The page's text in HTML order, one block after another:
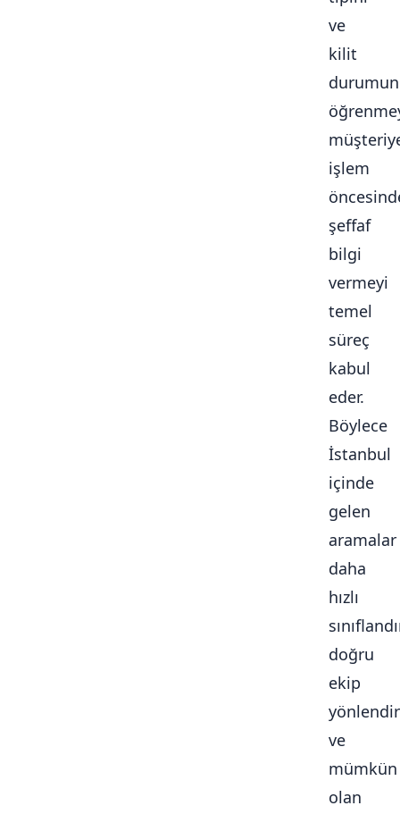
ve
kilit
işlem
şeffaf
bilgi
vermeyi
temel
süreç
kabul
eder.
Böylece
İstanbul
içinde
gelen
aramalar
daha
hızlı
doğru
ekip
ve
mümkün
olan